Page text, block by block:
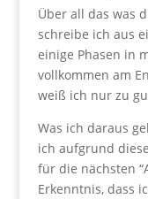
Über all das was
schreibe ich aus
einige Phasen in
vollkommen am
weiß ich nur zu
Was ich daraus
ich aufgrund
für die nächsten
Erkenntnis, dass